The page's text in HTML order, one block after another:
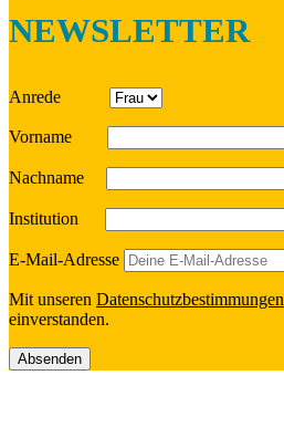
NEWSLETTER
Anrede
Vorname
Nach­name
Insti­tu­tion
E‑Mail-Adresse
Mit unseren Daten­schutz­be­stim­mun­gen
einverstanden.